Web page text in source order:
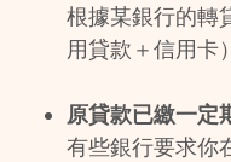
根據某銀行的轉
用貸款＋信用卡
原貸款已繳一定
有些銀行要求你